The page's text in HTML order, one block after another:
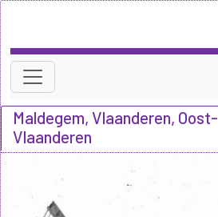
Maldegem, Vlaanderen, Oost-
Vlaanderen